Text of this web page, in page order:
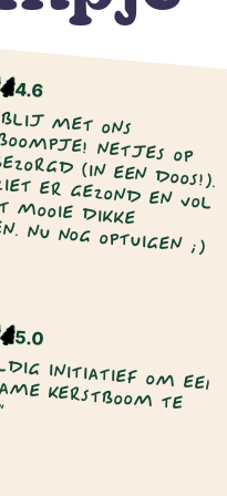
4.6
MET ONS
NETJES OP TIJD BEZORGD (IN EEN DOOS!).
GEZOND EN VOL UIT MET MOOIE DIKKE
NU NOG OPTUIGEN ;)
Pepijn van de
Vondervoort
2022
5.0